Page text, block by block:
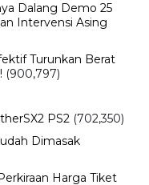
Dalang Demo 25
Intervensi Asing
Turunkan Berat
(900,797)
PS2 (702,350)
Dimasak
Harga Tiket